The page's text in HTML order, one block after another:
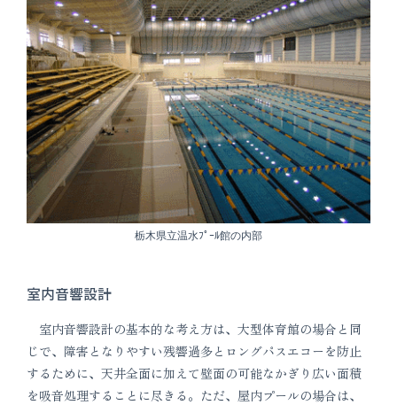
栃木県立温水ﾌﾟｰﾙ館の内部
室内音響設計
室内音響設計の基本的な考え方は、大型体育館の場合と同
じで、障害となりやすい残響過多とロングパスエコーを防止
するために、天井全面に加えて壁面の可能なかぎり広い面積
を吸音処理することに尽きる。ただ、屋内プールの場合は、